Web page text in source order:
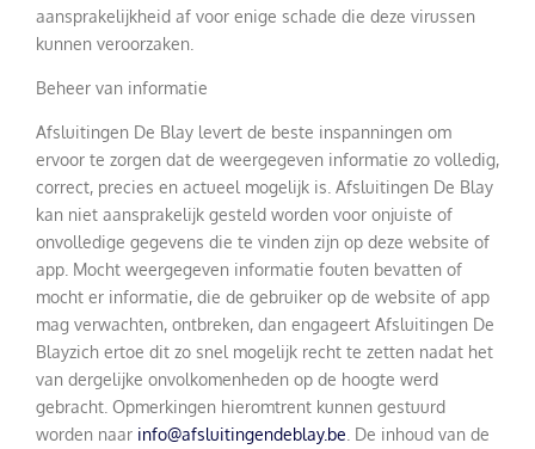
aansprakelijkheid af voor enige schade die deze virussen
kunnen veroorzaken.
Beheer van informatie
Afsluitingen De Blay levert de beste inspanningen om
ervoor te zorgen dat de weergegeven informatie zo volledig,
correct, precies en actueel mogelijk is. Afsluitingen De Blay
kan niet aansprakelijk gesteld worden voor onjuiste of
onvolledige gegevens die te vinden zijn op deze website of
app. Mocht weergegeven informatie fouten bevatten of
mocht er informatie, die de gebruiker op de website of app
mag verwachten, ontbreken, dan engageert Afsluitingen De
Blayzich ertoe dit zo snel mogelijk recht te zetten nadat het
van dergelijke onvolkomenheden op de hoogte werd
gebracht. Opmerkingen hieromtrent kunnen gestuurd
worden naar info@afsluitingendeblay.be . De inhoud van de